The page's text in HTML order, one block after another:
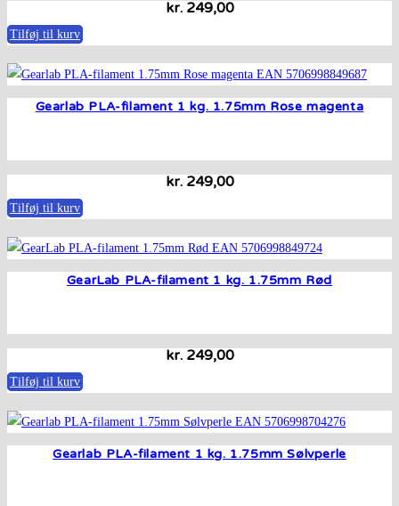
kr.249,00
Tilføj til kurv
Gearlab PLA-filament 1 kg. 1.75mm Rose magenta
kr.249,00
Tilføj til kurv
GearLab PLA-filament 1 kg. 1.75mm Rød
kr.249,00
Tilføj til kurv
Gearlab PLA-filament 1 kg. 1.75mm Sølvperle